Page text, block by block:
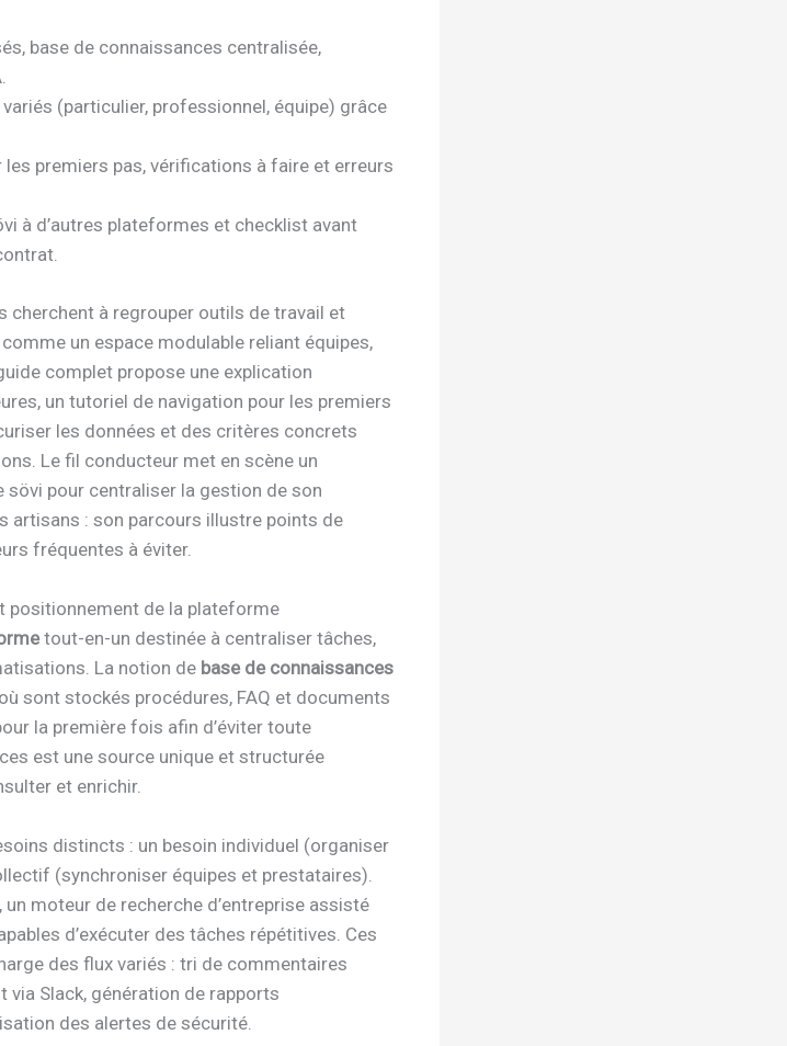
base de connaissances centralisée,
(particulier, professionnel, équipe) grâce
les premiers pas, vérifications à faire et erreurs
à d’autres plateformes et checklist avant
cherchent à regrouper outils de travail et
un espace modulable reliant équipes,
complet propose une explication
un tutoriel de navigation pour les premiers
les données et des critères concrets
Le fil conducteur met en scène un
pour centraliser la gestion de son
artisans : son parcours illustre points de
fréquentes à éviter.
positionnement de la plateforme
tout-en-un destinée à centraliser tâches,
La notion de base de connaissances
sont stockés procédures, FAQ et documents
la première fois afin d’éviter toute
est une source unique et structurée
et enrichir.
distincts : un besoin individuel (organiser
(synchroniser équipes et prestataires).
moteur de recherche d’entreprise assisté
d’exécuter des tâches répétitives. Ces
des flux variés : tri de commentaires
Slack, génération de rapports
des alertes de sécurité.